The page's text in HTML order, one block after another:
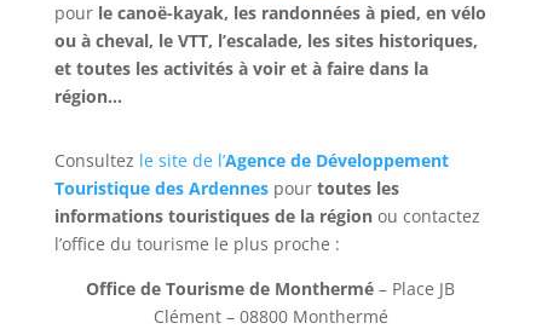
pourle canoë-kayak, les randonnées à pied, en vélo
ou à cheval, le VTT, l’escalade, les sites historiques,
et toutes les activités à voir et à faire dans la
région…
Consultez le site de l’Agence de Développement
Touristique des Ardennespourtoutes les
informations touristiques de la région ou contactez
l’office du tourisme le plus proche :
Office de Tourisme de Monthermé – Place JB
Clément – 08800 Monthermé